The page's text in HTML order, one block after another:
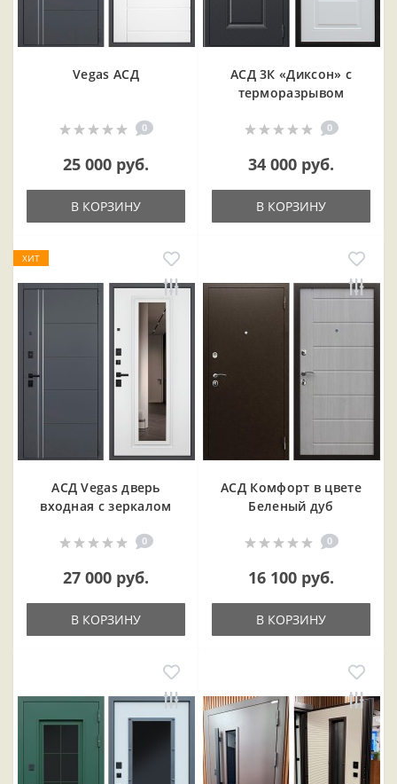
Vegas АСД
0
25 000 руб.
В КОРЗИНУ
АСД 3К «Диксон» с
терморазрывом
0
34 000 руб.
В КОРЗИНУ
ХИТ
АСД Vegas дверь
входная с зеркалом
0
27 000 руб.
В КОРЗИНУ
АСД Комфорт в цвете
Беленый дуб
0
16 100 руб.
В КОРЗИНУ